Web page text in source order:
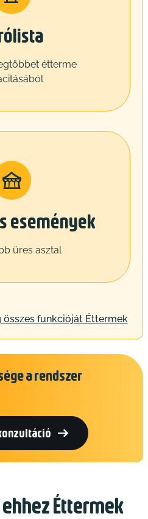
étterme
események
üres asztal
összes funkcióját Éttermek
a rendszer

Éttermek